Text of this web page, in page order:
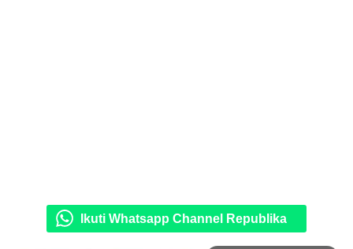
Ikuti Whatsapp Channel Republika